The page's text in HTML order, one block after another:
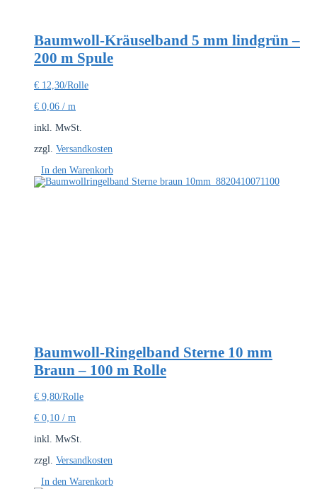
Baumwoll-Kräuselband 5 mm lindgrün –
200 m Spule
€ 12,30/Rolle
€ 0,06 / m
inkl. MwSt.
zzgl. Versandkosten
In den Warenkorb
Baumwoll-Ringelband Sterne 10 mm
Braun – 100 m Rolle
€ 9,80/Rolle
€ 0,10 / m
inkl. MwSt.
zzgl. Versandkosten
In den Warenkorb